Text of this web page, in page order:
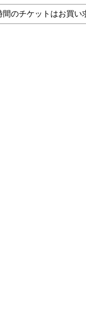
のチケットはお買い